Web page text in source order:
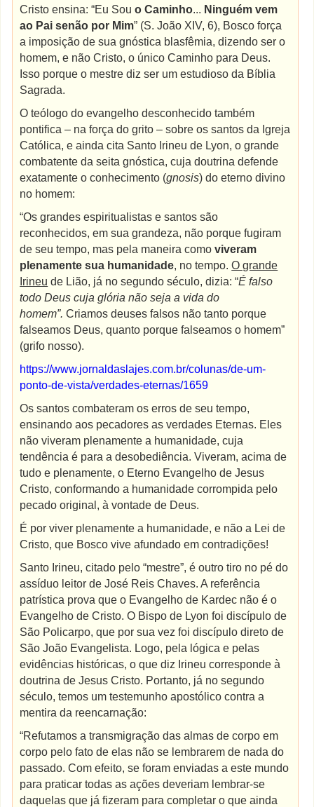
Cristo ensina: “Eu Souo Caminho... Ninguém vem
ao Pai senão por Mim” (S. João XIV, 6), Bosco força
a imposição de sua gnóstica blasfêmia, dizendo ser o
homem, e não Cristo, o único Caminho para Deus.
Isso porque o mestre diz ser um estudioso da Bíblia
Sagrada.
O teólogo do evangelho desconhecido também
pontifica – na força do grito – sobre os santos da Igreja
Católica, e ainda cita Santo Irineu de Lyon, o grande
combatente da seita gnóstica, cuja doutrina defende
exatamente o conhecimento (gnosis) do eterno divino
no homem:
“Os grandes espiritualistas e santos são
reconhecidos, em sua grandeza, não porque fugiram
de seu tempo, mas pela maneira comoviveram
plenamente sua humanidade, no tempo.O grande
Irineu de Lião, já no segundo século, dizia: “É falso
todo Deus cuja glória não seja a vida do
homem”.Criamos deuses falsos não tanto porque
falseamos Deus, quanto porque falseamos o homem”
(grifo nosso).
https://www.jornaldaslajes.com.br/colunas/de-um-
ponto-de-vista/verdades-eternas/1659
Os santos combateram os erros de seu tempo,
ensinando aos pecadores as verdades Eternas. Eles
não viveram plenamente a humanidade, cuja
tendência é para a desobediência. Viveram, acima de
tudo e plenamente, o Eterno Evangelho de Jesus
Cristo, conformando a humanidade corrompida pelo
pecado original, à vontade de Deus.
É por viver plenamente a humanidade, e não a Lei de
Cristo, que Bosco vive afundado em contradições!
Santo Irineu, citado pelo “mestre”, é outro tiro no pé do
assíduo leitor de José Reis Chaves. A referência
patrística prova que o Evangelho de Kardec não é o
Evangelho de Cristo. O Bispo de Lyon foi discípulo de
São Policarpo, que por sua vez foi discípulo direto de
São João Evangelista. Logo, pela lógica e pelas
evidências históricas, o que diz Irineu corresponde à
doutrina de Jesus Cristo. Portanto, já no segundo
século, temos um testemunho apostólico contra a
mentira da reencarnação:
“Refutamos a transmigração das almas de corpo em
corpo pelo fato de elas não se lembrarem de nada do
passado. Com efeito, se foram enviadas a este mundo
para praticar todas as ações deveriam lembrar-se
daquelas que já fizeram para completar o que ainda